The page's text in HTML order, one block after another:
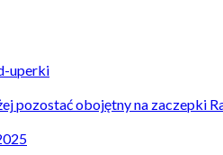
uperki
pozostać obojętny na zaczepki